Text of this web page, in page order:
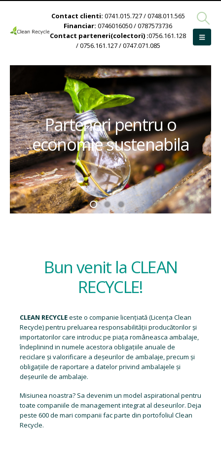
Contact clienti: 0741.015.727 / 0748.011.565
Financiar: 0746016050 / 0787573736
Contact parteneri(colectori) :0756.161.128
/ 0756.161.127 / 0747.071.085
Parteneri pentru o
economie sustenabila
Bun venit la CLEAN
RECYCLE!
CLEAN RECYCLEeste o companie licențiată (Licența Clean
Recycle) pentru preluarea responsabilității producătorilor și
importatorilor care introduc pe piața româneasca ambalaje,
îndeplinind in numele acestora obligațiile anuale de
reciclare și valorificare a deșeurilor de ambalaje, precum și
obligațiile de raportare a datelor privind ambalajele și
deșeurile de ambalaje.
Misiunea noastra? Sa devenim un model aspirational pentru
toate companiile de management integrat al deseurilor. Deja
peste 600 de mari companii fac parte din portofoliul Clean
Recycle.